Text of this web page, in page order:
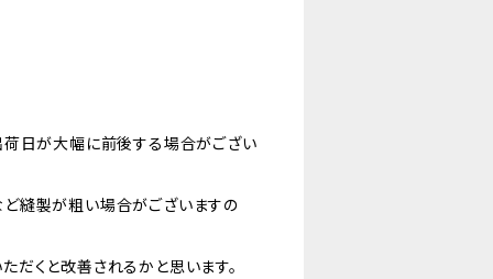
荷日が大幅に前後する場合がござい
縫製が粗い場合がございますの
くと改善されるかと思います。